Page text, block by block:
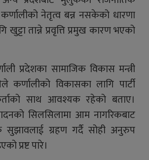
नेतृत्व बन्न नसकेको धारणा
तान्ने प्रवृत्ति प्रमुख कारण भएको
प्रदेशका सामाजिक विकास मन्त्री
कर्णालीको विकासका लागि पार्टी
साथ आवश्यक रहेको बताए।
सिलसिलामा आम नागरिकबाट
ग्रहण गर्दै सोही अनुरुप
प्रष्ट पारे।